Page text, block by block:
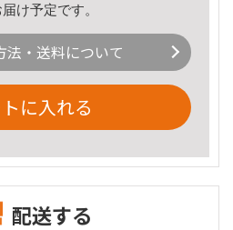
け予定です。
法・送料について
に入れる
配送する